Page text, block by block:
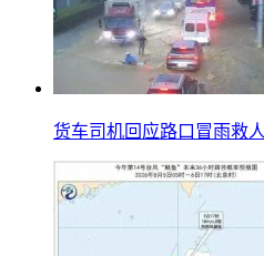
货车司机回应路口冒雨救